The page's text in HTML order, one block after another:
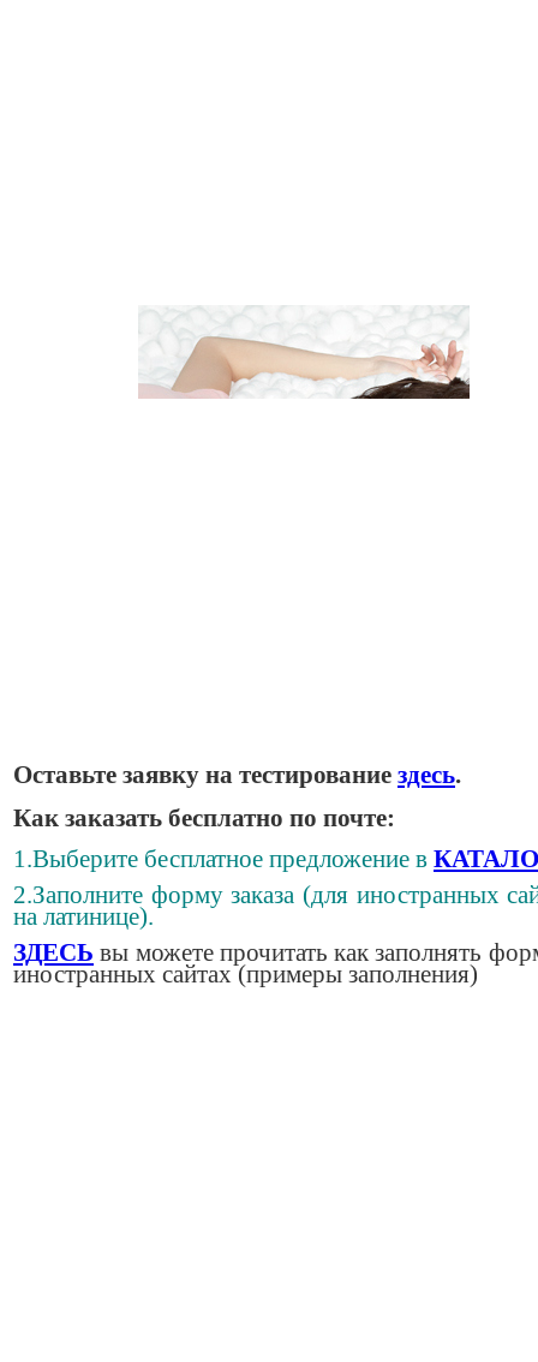
Оставьте заявку на тестирование здесь.
Как заказать бесплатно по почте:
1.Выберите бесплатное предложение в
2.Заполните форму заказа (для иностранных
на латинице).
ЗДЕСЬ вы можете прочитать как заполнять
иностранных сайтах (примеры заполнения)